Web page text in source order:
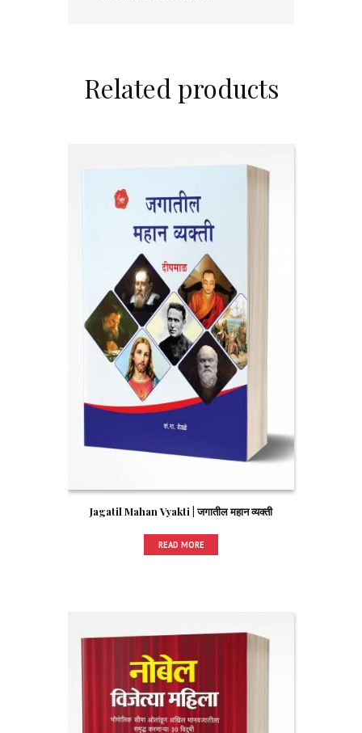
Related products
Jagatil Mahan Vyakti | जगातील महान व्यक्ती
READ MORE